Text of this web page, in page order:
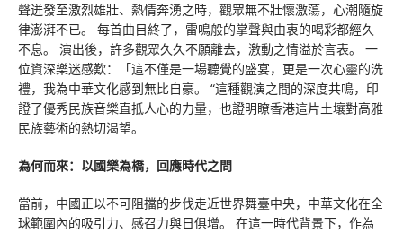
聲迸發至激烈雄壯、熱情奔湧之時，觀眾無不壯懷激蕩，心潮隨旋
律澎湃不已。 每首曲目終了，雷鳴般的掌聲與由衷的喝彩都經久
不息。 演出後，許多觀眾久久不願離去，激動之情溢於言表。 一
位資深樂迷感歎：「這不僅是一場聽覺的盛宴，更是一次心靈的洗
禮，我為中華文化感到無比自豪。 “這種觀演之間的深度共鳴，印
證了優秀民族音樂直抵人心的力量，也證明瞭香港這片土壤對高雅
民族藝術的熱切渴望。
為何而來：以國樂為橋，回應時代之問
當前，中國正以不可阻擋的步伐走近世界舞臺中央，中華文化在全
球範圍內的吸引力、感召力與日俱增。 在這一時代背景下，作為